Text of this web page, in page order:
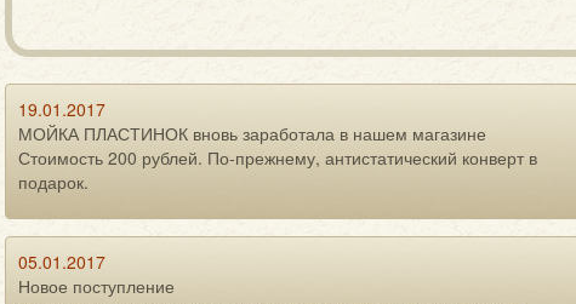
19.01.2017
МОЙКА ПЛАСТИНОК вновь заработала в нашем магазине
Стоимость 200 рублей. По-прежнему, антистатический конверт в
подарок.
05.01.2017
Новое поступление